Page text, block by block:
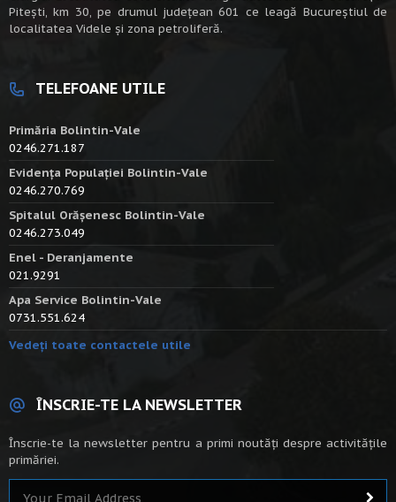
Piteşti, km 30, pe drumul judeţean 601 ce leagă Bucureştiul de
localitatea Videle şi zona petroliferă.
TELEFOANE UTILE
Primăria Bolintin-Vale
0246.271.187
Evidența Populației Bolintin-Vale
0246.270.769
Spitalul Orășenesc Bolintin-Vale
0246.273.049
Enel - Deranjamente
021.9291
Apa Service Bolintin-Vale
0731.551.624
Vedeți toate contactele utile
ÎNSCRIE-TE LA NEWSLETTER
Înscrie-te la newsletter pentru a primi noutăți despre activitățile
primăriei.